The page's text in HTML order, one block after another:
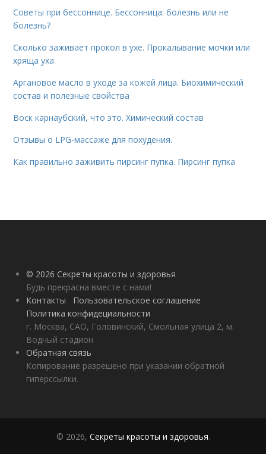
Советы при бессоннице. Бессонница: болезнь или не
болезнь?
Сколько заживает прокол в ухе. Прокалывание мочки или
хряща уха
Аргановое масло в уходе за кожей лица. Биохимический
состав и полезные свойства
Воск карнаубский, что это. Химический состав
Отзывы о LPG-массаже для похудения.
Как правильно заживить пирсинг пупка. Пирсинг пупка
© 2026 Секреты красоты и здоровья
Будь прекрасна вместе с нами!
Контакты
Пользовательское соглашение
Политика конфидециальности
г. Москва, САО, Головинский, Смольная улица 2, м.
Водный стадион
Обратная связь
Копирование разрешено при указании обратной
гиперссылки.
© 2026, Секреты красоты и здоровья.